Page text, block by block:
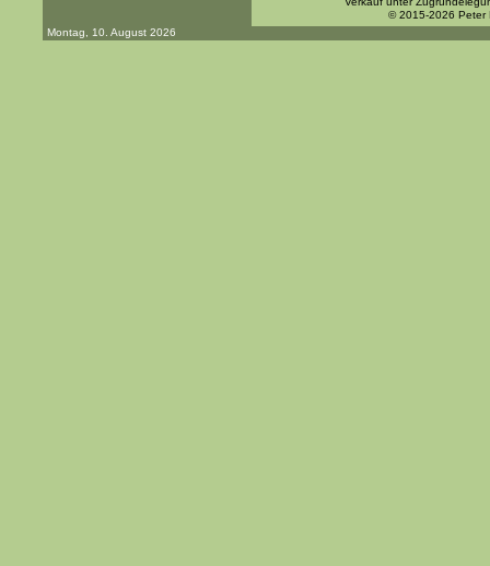
© 2015-2026 Peter
Montag, 10. August 2026